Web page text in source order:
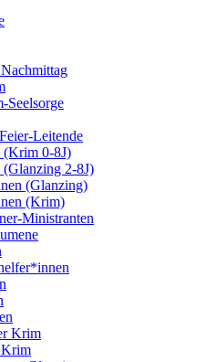
Seelsorge
Leitende
0-8J)
2-8J)
(Glanzing)
(Krim)
Ministranten
Krim
Krim